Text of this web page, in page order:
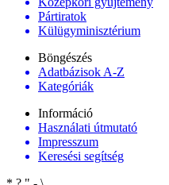
Pártiratok
Külügyminisztérium
Böngészés
Adatbázisok A-Z
Kategóriák
Információ
Használati útmutató
Impresszum
Keresési segítség